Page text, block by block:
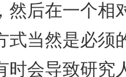
然后在一个相
式当然是必须
时会导致研究